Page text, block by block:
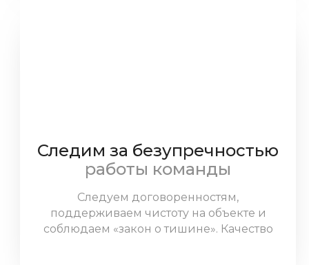
Следим за безупречностью
работы команды
Следуем договоренностям,
поддерживаем чистоту на объекте и
соблюдаем «закон о тишине». Качество